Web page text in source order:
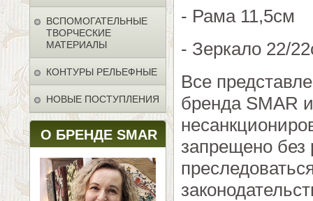
ВСПОМОГАТЕЛЬНЫЕ
ТВОРЧЕСКИЕ
МАТЕРИАЛЫ
КОНТУРЫ РЕЛЬЕФНЫЕ
НОВЫЕ ПОСТУПЛЕНИЯ
О БРЕНДЕ SMAR
- Рама 11,5см
- Зеркало 22/
Все
бренда SMAR
запрещено без